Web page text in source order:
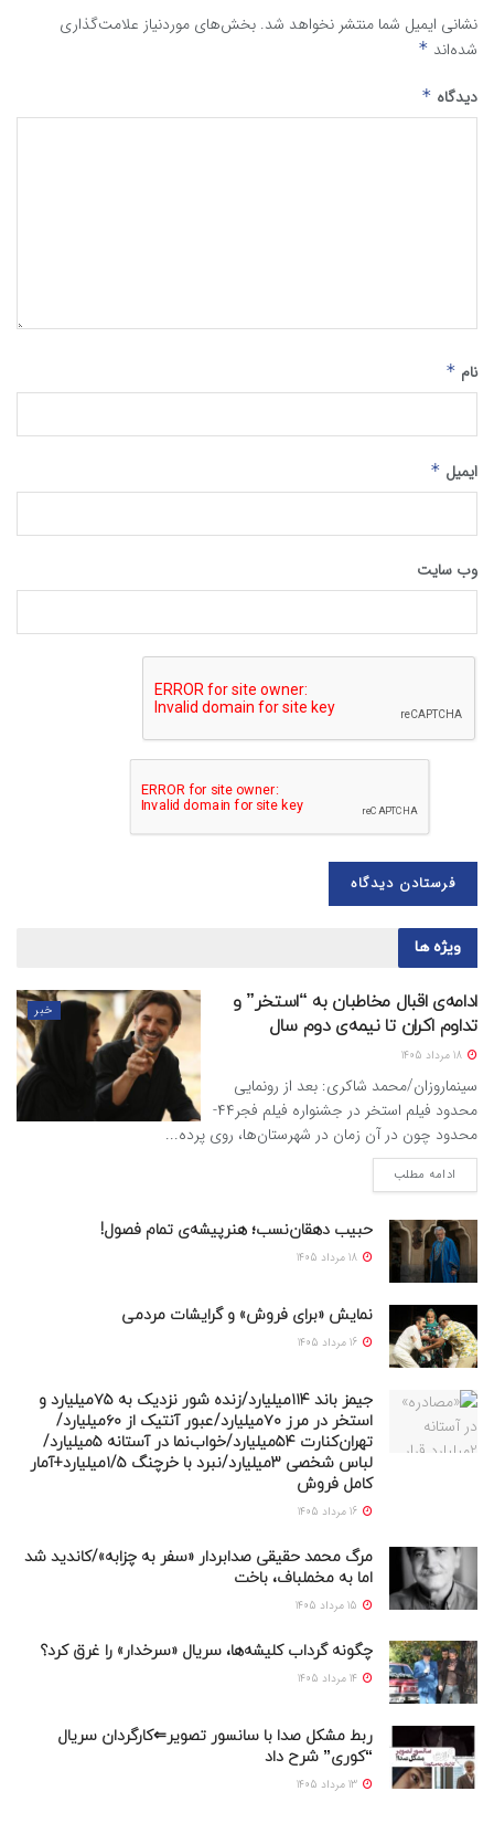
نشانی ایمیل شما منتشر نخواهد شد. بخش‌های موردنیاز علامت‌گذاری
شده‌اند *
دیدگاه *
نام *
ایمیل *
وب‌ سایت
ویژه ها
خبر
ادامه‌ی اقبال مخاطبان به “استخر” و
تداوم اکران تا نیمه‌ی دوم سال
سینماروزان/محمد شاکری: بعد از رونمایی
محدود فیلم استخر در جشنواره فیلم فجر۴۴-
محدود چون در آن زمان در شهرستان‌ها، روی پرده...
ادامه مطلب
حبیب دهقان‌نسب؛ هنرپیشه‌‌‌ی تمام فصول!
نمایش «برای فروش» و گرایشات مردمی
جیمز باند ۱۱۴میلیارد/زنده شور نزدیک به ۷۵میلیارد و
استخر در مرز ۷۰میلیارد/عبور آنتیک از ۶۰میلیارد/
تهران‌کنارت ۵۴میلیارد/خواب‌نما در آستانه ۵میلیارد/
لباس شخصی ۳میلیارد/نبرد با خرچنگ ۱/۵میلیارد+آمار
کامل فروش
مرگ محمد حقیقی صدابردار «سفر به چزابه»/کاندید شد
اما به مخملباف، باخت
چگونه گرداب کلیشه‌ها، سریال «سرخدار» را غرق کرد؟
ربط مشکل صدا با سانسور تصویر⇐کارگردان سریال
“کوری” شرح داد